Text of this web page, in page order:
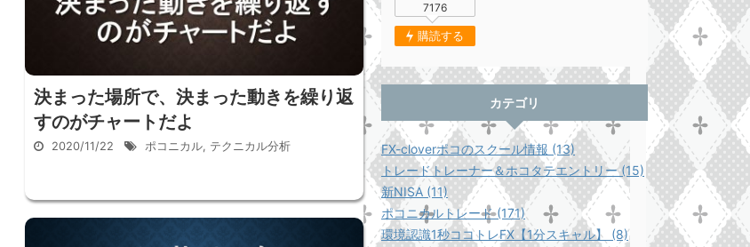
決まった場所で、決まった動きを繰り返
すのがチャートだよ
2020/11/22 ポコニカル, テクニカル分析
7176
購読する
カテゴリ
FX-cloverポコのスクール情報 (13)
トレードトレーナー＆ホコタテエントリー (15)
新NISA (11)
ポコニカルトレード (171)
環境認識1秒ココトレFX【1分スキャル】 (8)